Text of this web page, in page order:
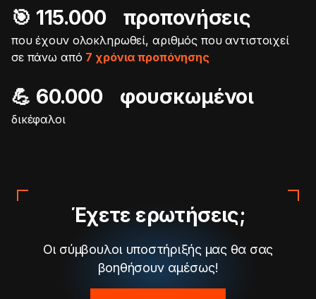
🎯️ 115.000 προπονήσεις
που έχουν ολοκληρωθεί, αριθμός που αντιστοιχεί
σε πάνω από 7 χρόνια προπόνησης
💪 60.000 φουσκωμένοι
δικέφαλοι
Έχετε ερωτήσεις;
Οι σύμβουλοι υποστήριξής μας θα σας
βοηθήσουν αμέσως!